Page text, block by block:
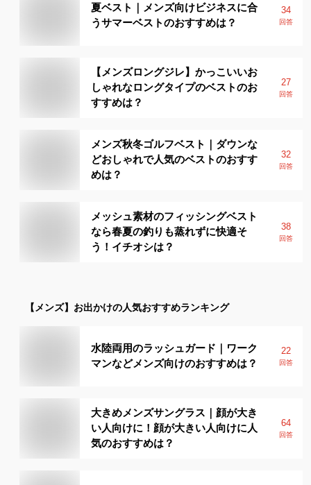
夏ベスト｜メンズ向けビジネスに合
うサマーベストのおすすめは？
34
回答
【メンズロングジレ】かっこいいお
しゃれなロングタイプのベストのお
すすめは？
27
回答
メンズ秋冬ゴルフベスト｜ダウンな
どおしゃれで人気のベストのおすす
めは？
32
回答
メッシュ素材のフィッシングベスト
なら春夏の釣りも蒸れずに快適そ
う！イチオシは？
38
回答
【メンズ】 お出かけの人気おすすめランキング
水陸両用のラッシュガード｜ワーク
マンなどメンズ向けのおすすめは？
22
回答
大きめメンズサングラス｜顔が大き
い人向けに！顔が大きい人向けに人
気のおすすめは？
64
回答